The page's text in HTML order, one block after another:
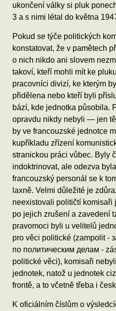
ukončení války si pluk
3 a s nimi létal do května
Pokud se týče politických
konstatovat, že v pamětech
o nich nikdo ani slovem
takoví, kteří mohli mít ke
pracovníci divizí, ke kterým
přidělena nebo kteří byli
bází, kde jednotka působila.
opravdu nikdy nebyli — jen
by ve francouzské jednotce
kupříkladu zřízení
stranickou práci vůbec. Byly
indoktrinovat, ale odezva
francouzský personál se k
laxně. Velmi důležité je
neexistovali političtí komisaři
po jejich zrušení a zavedení
pravomoci byli u velitelů
pro věci politické (zampolit -
по политическим делам -
politické věci), komisaři
jednotek, natož u jednotek
frontě, a to včetně třeba i
K oficiálním číslům o